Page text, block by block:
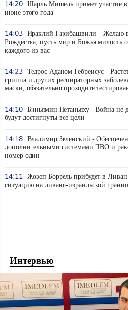
14:20 Шарль Мишель примет участие в
июне этого года
14:03 Ираклий Гарибашвили – Желаю
Рождества, пусть мир и Божья милость
каждого из вас
14:23 Тедрос Аданом Гебреисус -
гриппа и других респираторных
маски, обязательно проходите
14:10 Биньямин Нетаньяху - Война не
будут достигнуты все цели
14:18 Владимир Зеленский -
дополнительными системами ПВО и
номер один
14:11 Жозеп Боррель прибудет в
ситуацию на ливано-израильской
Интервью